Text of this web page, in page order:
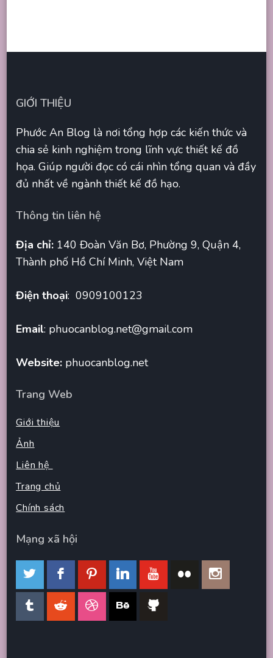
GIỚI THIỆU
Phước An Blog là nơi tổng hợp các kiến thức và
chia sẻ kinh nghiệm trong lĩnh vực thiết kế đồ
họa. Giúp người đọc có cái nhìn tổng quan và đầy
đủ nhất về ngành thiết kế đồ hạo.
Thông tin liên hệ
Địa chỉ: 140 Đoàn Văn Bơ, Phường 9, Quận 4,
Thành phố Hồ Chí Minh, Việt Nam
Điện thoại: 0909100123
Email: phuocanblog.net@gmail.com
Website: phuocanblog.net
Trang Web
Giới thiệu
Ảnh
Liên hệ
Trang chủ
Chính sách
Mạng xã hội